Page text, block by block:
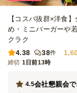
【コスパ抜群×洋食
め・ミニバーガーや
クラク
4.38
38件
締切 1日前13時
会社懇親会
4.5